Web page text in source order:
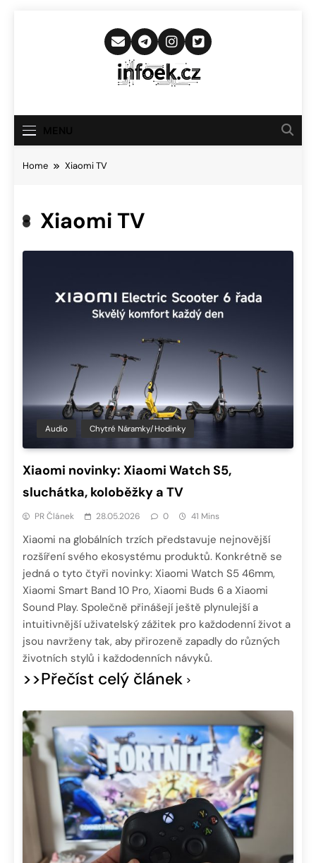
Infoek.cz
Novinkám
Home Xiaomi TV
Xiaomi TV
Audio Chytré Náramky/hodinky
Xiaomi novinky: Xiaomi Watch S5,
sluchátka, koloběžky a TV
PR Článek 28.05.2026 0 41 Mins
Xiaomi na globálních trzích představuje nejnovější
rozšíření svého ekosystému produktů. Konkrétně se
jedná o tyto čtyři novinky: Xiaomi Watch S5 46mm,
Xiaomi Smart Band 10 Pro, Xiaomi Buds 6 a Xiaomi
Sound Play. Společně přinášejí ještě plynulejší a
intuitivnější uživatelský zážitek pro každodenní život a
jsou navrženy tak, aby přirozeně zapadly do různých
životních stylů i každodenních návyků.
>>Přečíst celý článek